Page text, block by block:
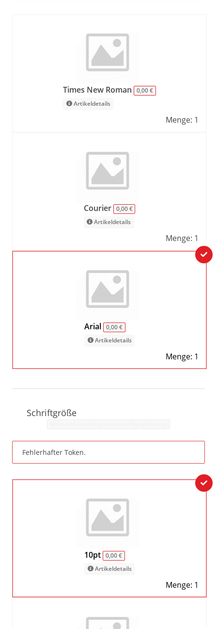
Times New Roman 0,00 €
Artikeldetails
Menge: 1
Courier 0,00 €
Artikeldetails
Menge: 1
Arial 0,00 €
Artikeldetails
Menge: 1
Schriftgröße
Fehlerhafter Token.
10pt 0,00 €
Artikeldetails
Menge: 1